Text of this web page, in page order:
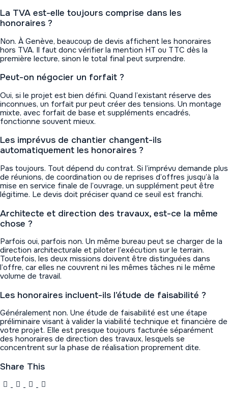
La TVA est-elle toujours comprise dans les
honoraires ?
Non. À Genève, beaucoup de devis affichent les honoraires
hors TVA. Il faut donc vérifier la mention HT ou TTC dès la
première lecture, sinon le total final peut surprendre.
Peut-on négocier un forfait ?
Oui, si le projet est bien défini. Quand l’existant réserve des
inconnues, un forfait pur peut créer des tensions. Un montage
mixte, avec forfait de base et suppléments encadrés,
fonctionne souvent mieux.
Les imprévus de chantier changent-ils
automatiquement les honoraires ?
Pas toujours. Tout dépend du contrat. Si l’imprévu demande plus
de réunions, de coordination ou de reprises d’offres jusqu’à la
mise en service finale de l’ouvrage, un supplément peut être
légitime. Le devis doit préciser quand ce seuil est franchi.
Architecte et direction des travaux, est-ce la même
chose ?
Parfois oui, parfois non. Un même bureau peut se charger de la
direction architecturale et piloter l’exécution sur le terrain.
Toutefois, les deux missions doivent être distinguées dans
l’offre, car elles ne couvrent ni les mêmes tâches ni le même
volume de travail.
Les honoraires incluent-ils l’étude de faisabilité ?
Généralement non. Une étude de faisabilité est une étape
préliminaire visant à valider la viabilité technique et financière de
votre projet. Elle est presque toujours facturée séparément
des honoraires de direction des travaux, lesquels se
concentrent sur la phase de réalisation proprement dite.
Share This